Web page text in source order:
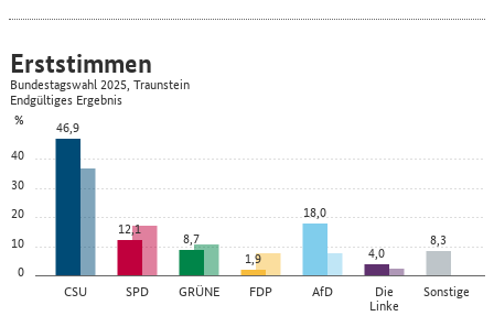
0
10
20
30
40
%
CSU SPD GRÜNE FDP AfD Die
Linke
Sonstige
46,9
12,1
8,7
1,9
18,0
4,0
8,3
Erststimmen
Bundestagswahl 2025, Traunstein
Endgültiges Ergebnis